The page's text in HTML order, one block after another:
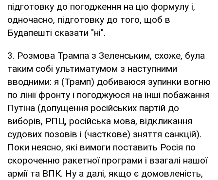
підготовку до погодження на цю формулу і,
одночасно, підготовку до того, щоб в
Будапешті сказати "ні".
3. Розмова Трампа з Зеленським, схоже, була
таким собі ультиматумом з наступними
вводними: я (Трамп) добиваюся зупинки вогню
по лінії фронту і погоджуюся на інші побажання
Путіна (допущення російських партій до
виборів, РПЦ, російська мова, відкликання
судових позовів і (часткове) зняття санкцій).
Поки неясно, які вимоги поставить Росія по
скороченню ракетної програми і взагалі нашої
армії та ВПК. Ну а далі, якщо є домовленість,